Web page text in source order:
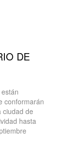
DE
conformarán
ciudad de
hasta